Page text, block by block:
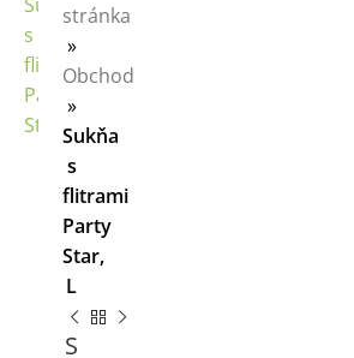
stránka
»
Obchod
»
Sukňa
s
flitrami
Party
Star,
L
S